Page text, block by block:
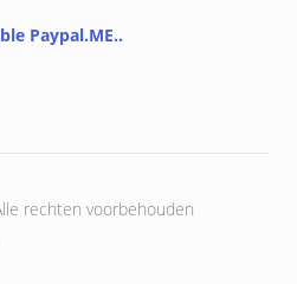
Paypal.ME..
rechten voorbehouden